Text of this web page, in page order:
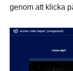
genom att klicka